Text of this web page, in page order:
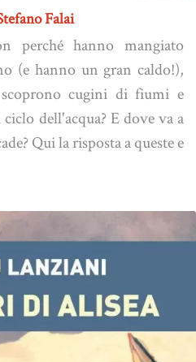
Falai
perché hanno mangiato
(e hanno un gran caldo!),
cugini di fiumi e
dell'acqua? E dove va a
Qui la risposta a queste e